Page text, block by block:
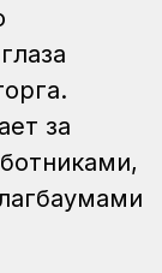
за